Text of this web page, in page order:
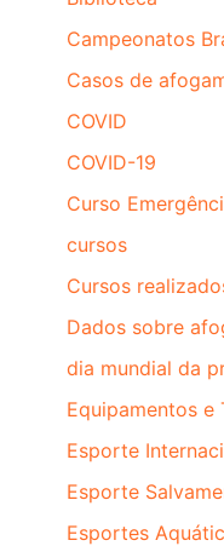
Campeonatos
Casos de
COVID
COVID-19
Curso
cursos
Cursos
Dados sobre
dia mundial da
Equipamentos e
Esporte
Esporte
Esportes